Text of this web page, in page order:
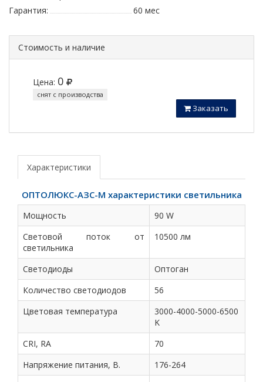
Гарантия:
60 мес
Стоимость и наличие
Цена: 0
снят с производства
Заказать
Характеристики
ОПТОЛЮКС-АЗС-М характеристики светильника
Мощность
90 W
Световой поток от
светильника
10500 лм
Светодиоды
Оптоган
Количество светодиодов
56
Цветовая температура
3000-4000-5000-6500
K
CRI, RA
70
Напряжение питания, В.
176-264